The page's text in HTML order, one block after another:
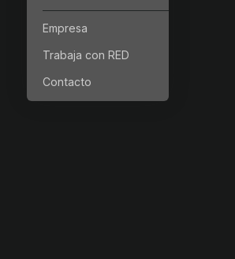
Empresa
Trabaja con RED
Contacto